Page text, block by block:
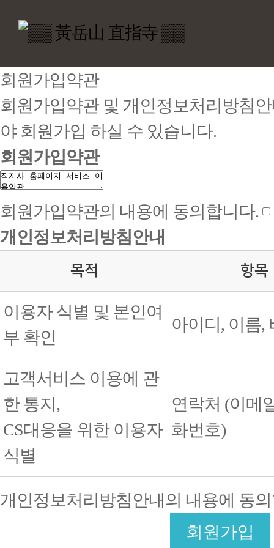
회원가입약관
회원가입약관 및 개인정보처리방침
야 회원가입 하실 수 있습니다.
회원가입약관
회원가입약관의 내용에 동의합니다.
개인정보처리방침안내
목적 항목
이용자 식별 및 본인여
부 확인
아이디, 이름,
고객서비스 이용에 관
한 통지,
CS대응을 위한 이용자
식별
연락처 (이메
화번호)
개인정보처리방침안내의 내용에 동